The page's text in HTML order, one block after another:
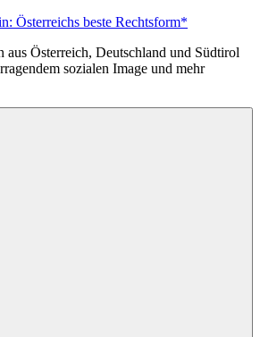
Österreichs beste Rechtsform*
Österreich, Deutschland und Südtirol
sozialen Image und mehr